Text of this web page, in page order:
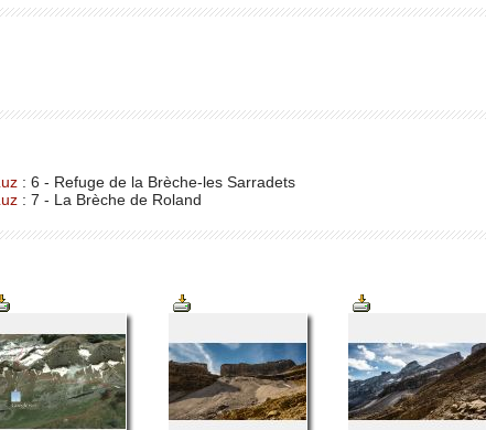
: 6 - Refuge de la Brèche-les Sarradets
: 7 - La Brèche de Roland